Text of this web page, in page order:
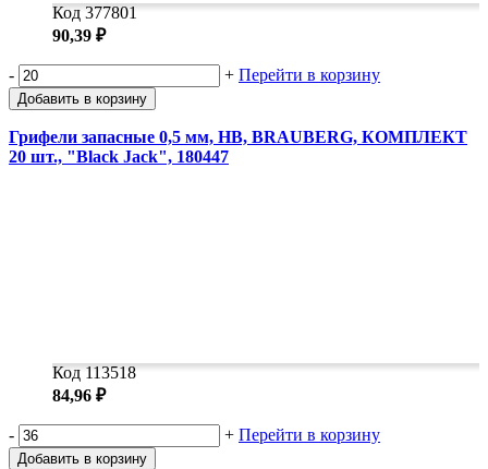
Код 377801
90,39 ₽
- + Перейти в корзину
Добавить в корзину
Грифели запасные 0,5 мм, HB, BRAUBERG, КОМПЛЕКТ
20 шт., "Black Jack", 180447
Код 113518
84,96 ₽
- + Перейти в корзину
Добавить в корзину